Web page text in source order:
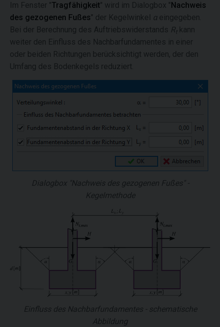
Im Fenster "Tragfähigkeit" wird im Dialogbox "Nachweis
des gezogenen Fußes" der Kegelwinkel α eingegeben.
Bei der Berechnung des Auftriebswiderstands Rt kann
weiter den Einfluss des Nachbarfundamentes in einer
oder beiden Richtungen berücksichtigt werden, der den
Umfang des Bodenkegels reduziert.
Dialogbox "Nachweis des gezogenen Fußes" -
Kegelmethode
Einfluss des Nachbarfundamentes - schematische
Abbildung